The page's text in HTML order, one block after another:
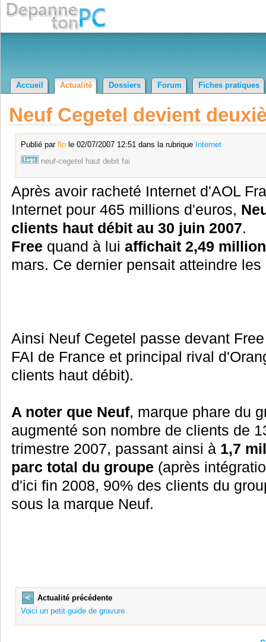
Accueil Actualité Dossiers Forum Fiches pratiques
Neuf Cegetel devient
Publié par flole 02/07/2007 12:51 dans la rubrique Internet
neuf-cegetel haut debit fai
Après avoir racheté Internet d'AOL
Internet pour 465 millions d'euros,
clients haut débit au 30 juin 2007.
Free quand à lui affichait 2,49
mars. Ce dernier pensait atteindre
Ainsi Neuf Cegetel passe devant
FAI de France et principal rival
clients haut débit).
A noter que Neuf, marque phare du
augmenté son nombre de clients de
trimestre 2007, passant ainsi à 1,7
parc total du groupe (après
d'ici fin 2008, 90% des clients du
sous la marque Neuf.
<
Actualité précédente
Voici un petit guide de gravure